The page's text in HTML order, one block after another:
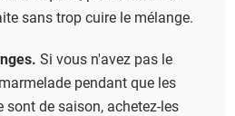
sans trop cuire le mélange.
Si vous n'avez pas le
pendant que les
sont de saison, achetez-les